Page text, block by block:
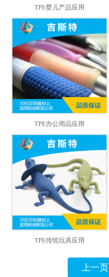
TPE婴儿产品应用
TPE办公用品应用
TPE传统玩具应用
上一页